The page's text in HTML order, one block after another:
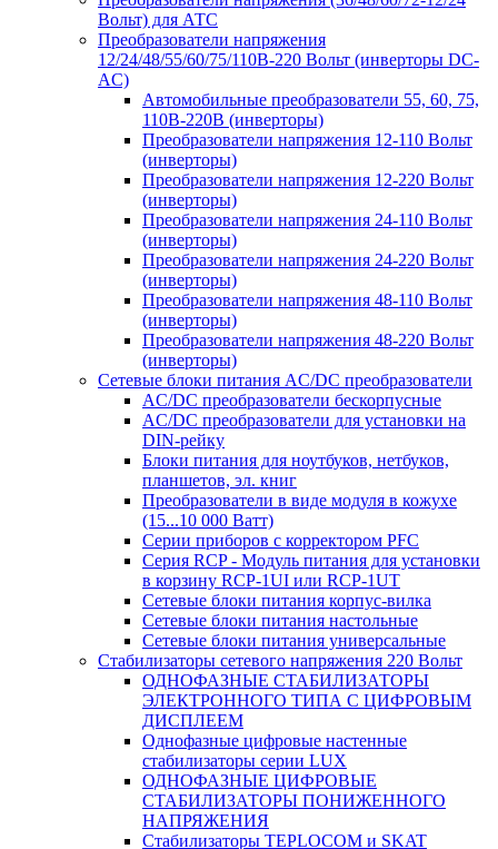
Вольт) для АТС
Преобразователи напряжения
12/24/48/55/60/75/110В-220 Вольт (инверторы DC-
AC)
Автомобильные преобразователи 55, 60, 75,
110В-220В (инверторы)
Преобразователи напряжения 12-110 Вольт
(инверторы)
Преобразователи напряжения 12-220 Вольт
(инверторы)
Преобразователи напряжения 24-110 Вольт
(инверторы)
Преобразователи напряжения 24-220 Вольт
(инверторы)
Преобразователи напряжения 48-110 Вольт
(инверторы)
Преобразователи напряжения 48-220 Вольт
(инверторы)
Сетевые блоки питания AC/DC преобразователи
AC/DC преобразователи бескорпусные
AC/DC преобразователи для установки на
DIN-рейку
Блоки питания для ноутбуков, нетбуков,
планшетов, эл. книг
Преобразователи в виде модуля в кожухе
(15...10 000 Ватт)
Серии приборов с корректором PFC
Серия RCP - Модуль питания для установки
в корзину RCP-1UI или RCP-1UT
Сетевые блоки питания корпус-вилка
Сетевые блоки питания настольные
Сетевые блоки питания универсальные
Стабилизаторы сетевого напряжения 220 Вольт
ОДНОФАЗНЫЕ СТАБИЛИЗАТОРЫ
ЭЛЕКТРОННОГО ТИПА С ЦИФРОВЫМ
ДИСПЛЕЕМ
Однофазные цифровые настенные
стабилизаторы серии LUX
ОДНОФАЗНЫЕ ЦИФРОВЫЕ
СТАБИЛИЗАТОРЫ ПОНИЖЕННОГО
НАПРЯЖЕНИЯ
Стабилизаторы TEPLOCOM и SKAT